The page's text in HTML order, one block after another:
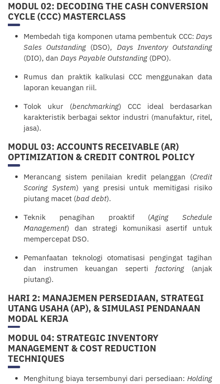
MODUL 02: DECODING THE CASH CONVERSION
CYCLE (CCC) MASTERCLASS
Membedah tiga komponen utama pembentuk CCC: Days
Sales Outstanding (DSO), Days Inventory Outstanding
(DIO), dan Days Payable Outstanding (DPO).
Rumus dan praktik kalkulasi CCC menggunakan data
laporan keuangan riil.
Tolok ukur (benchmarking) CCC ideal berdasarkan
karakteristik berbagai sektor industri (manufaktur, ritel,
jasa).
MODUL 03: ACCOUNTS RECEIVABLE (AR)
OPTIMIZATION & CREDIT CONTROL POLICY
Merancang sistem penilaian kredit pelanggan (Credit
Scoring System) yang presisi untuk memitigasi risiko
piutang macet (bad debt).
Teknik penagihan proaktif (Aging Schedule
Management) dan strategi komunikasi asertif untuk
mempercepat DSO.
Pemanfaatan teknologi otomatisasi pengingat tagihan
dan instrumen keuangan seperti factoring (anjak
piutang).
HARI 2: MANAJEMEN PERSEDIAAN, STRATEGI
UTANG USAHA (AP), & SIMULASI PENDANAAN
MODAL KERJA
MODUL 04: STRATEGIC INVENTORY
MANAGEMENT & COST REDUCTION
TECHNIQUES
Menghitung biaya tersembunyi dari persediaan: Holding